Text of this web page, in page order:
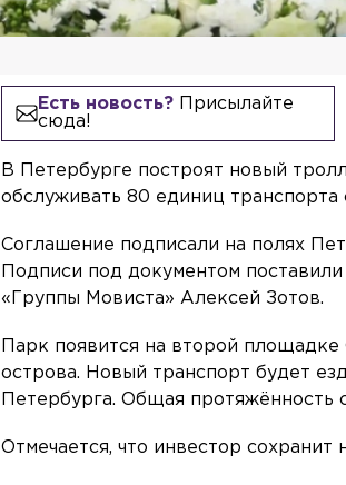
Есть новость?Присылайте
сюда!
В Петербурге построят новый
обслуживать 80 единиц
Соглашение подписали на полях
Подписи под документом
«Группы Мовиста» Алексей Зотов.
Парк появится на второй
острова. Новый транспорт будет
Петербурга. Общая протяжённость
Отмечается, что инвестор